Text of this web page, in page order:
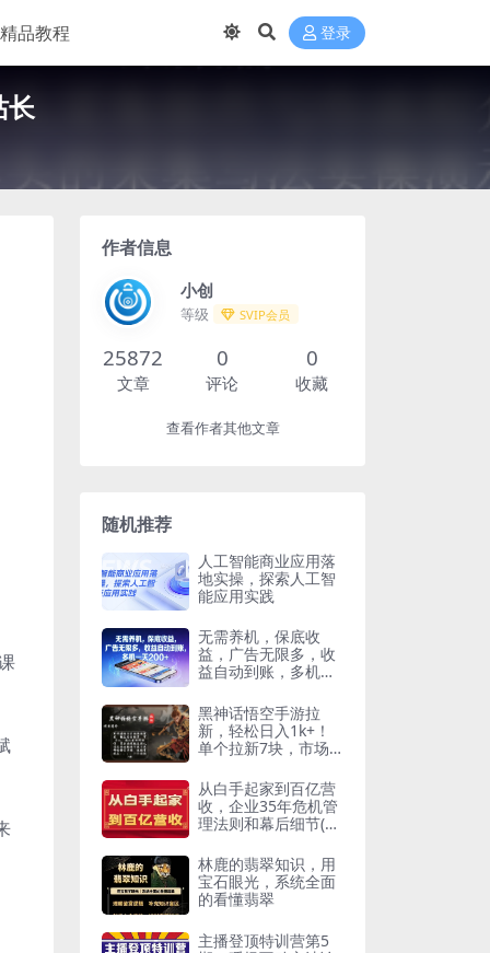
精品教程 登录
长
作者信息
小创
等级 SVIP会员
25872
文章
0
评论
0
收藏
查看作者其他文章
随机推荐
人工智能商业应用落
地实操，探索人工智
能应用实践
无需养机，保底收
益，广告无限多，收
益自动到账，多机一
黑神话悟空手游拉
新，轻松日入1k+！
单个拉新7块，市场
从白手起家到百亿营
收，企业35年危机管
理法则和幕后细节(17
林鹿的翡翠知识，​用
宝石眼光，系统全面
的看懂翡翠
主播登顶特训营第5